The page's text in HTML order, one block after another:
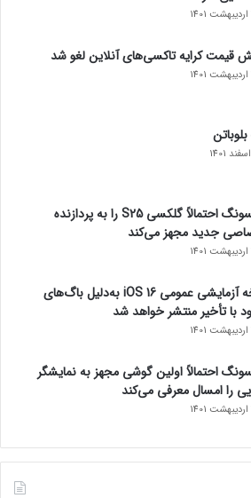
قیمت کرایه تاکسی‌های آنلاین لغو شد
سامسونگ احتمالاً گلکسی S25 را به پردازنده
جدید مجهز می‌کند
نسخه آزمایشی عمومی iOS 16 به‌دلیل باگ‌های
با تأخیر منتشر خواهد شد
احتمالاً اولین گوشی مجهز به نمایشگر
را امسال معرفی می‌کند